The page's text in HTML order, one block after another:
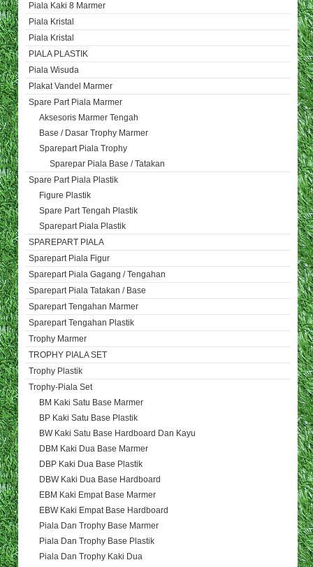
Piala Kaki 8 Marmer
Piala Kristal
Piala Kristal
PIALA PLASTIK
Piala Wisuda
Plakat Vandel Marmer
Spare Part Piala Marmer
Aksesoris Marmer Tengah
Base / Dasar Trophy Marmer
Sparepart Piala Trophy
Sparepar Piala Base / Tatakan
Spare Part Piala Plastik
Figure Plastik
Spare Part Tengah Plastik
Sparepart Piala Plastik
SPAREPART PIALA
Sparepart Piala Figur
Sparepart Piala Gagang / Tengahan
Sparepart Piala Tatakan / Base
Sparepart Tengahan Marmer
Sparepart Tengahan Plastik
Trophy Marmer
TROPHY PIALA SET
Trophy Plastik
Trophy-Piala Set
BM Kaki Satu Base Marmer
BP Kaki Satu Base Plastik
BW Kaki Satu Base Hardboard Dan Kayu
DBM Kaki Dua Base Marmer
DBP Kaki Dua Base Plastik
DBW Kaki Dua Base Hardboard
EBM Kaki Empat Base Marmer
EBW Kaki Empat Base Hardboard
Piala Dan Trophy Base Marmer
Piala Dan Trophy Base Plastik
Piala Dan Trophy Kaki Dua